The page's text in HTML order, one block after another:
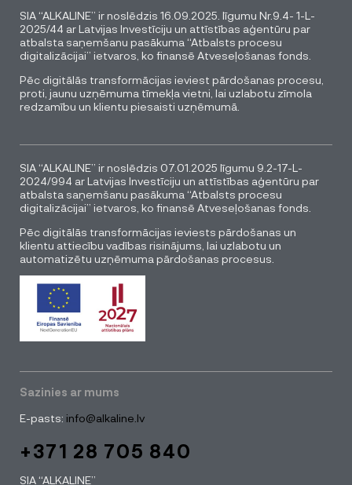
SIA “ALKALINE” ir noslēdzis 16.09.2025. līgumu Nr.9.4- 1-L-
2025/44 ar Latvijas Investīciju un attīstības aģentūru par
atbalsta saņemšanu pasākuma “Atbalsts procesu
digitalizācijai” ietvaros, ko finansē Atveseļošanas fonds.
Pēc digitālās transformācijas ieviest pārdošanas procesu,
proti, jaunu uzņēmuma tīmekļa vietni, lai uzlabotu zīmola
redzamību un klientu piesaisti uzņēmumā.
SIA “ALKALINE” ir noslēdzis 07.01.2025 līgumu 9.2-17-L-
2024/994 ar Latvijas Investīciju un attīstības aģentūru par
atbalsta saņemšanu pasākuma “Atbalsts procesu
digitalizācijai” ietvaros, ko finansē Atveseļošanas fonds.
Pēc digitālās transformācijas ieviests pārdošanas un
klientu attiecību vadības risinājums, lai uzlabotu un
automatizētu uzņēmuma pārdošanas procesus.
Sazinies ar mums
E-pasts: info@alkaline.lv
+371 28 705 840
SIA “ALKALINE”